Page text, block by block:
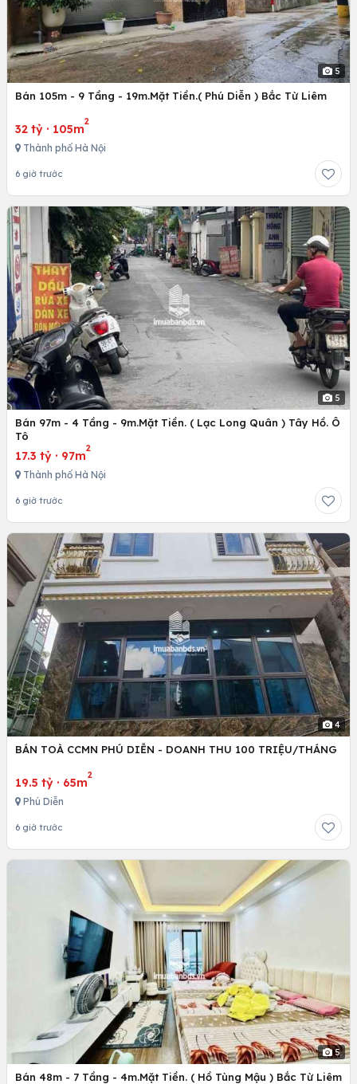
5
Bán 105m - 9 Tầng - 19m.Mặt Tiền.( Phú Diễn ) Bắc Từ Liêm
32 tỷ · 105m
2
Thành phố Hà Nội
6 giờ trước
5
Bán 97m - 4 Tầng - 9m.Mặt Tiền. ( Lạc Long Quân ) Tây Hồ. Ô
Tô
17.3 tỷ · 97m
2
Thành phố Hà Nội
6 giờ trước
4
BÁN TOÀ CCMN PHÚ DIỄN - DOANH THU 100 TRIỆU/THÁNG
19.5 tỷ · 65m
2
Phú Diễn
6 giờ trước
5
Bán 48m - 7 Tầng - 4m.Mặt Tiền. ( Hồ Tùng Mậu ) Bắc Từ Liêm